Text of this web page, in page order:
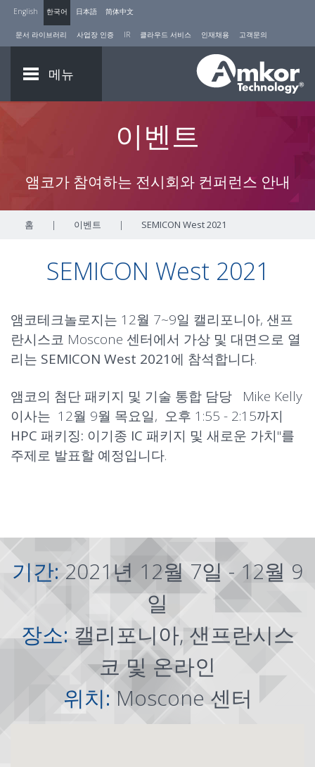
English 한국어 日本語 简体中文
문서 라이브러리 사업장 인증 IR 클라우드 서비스 인재채용 고객문의
메뉴
이벤트
앰코가 참여하는 전시회와 컨퍼런스 안내
홈 | 이벤트 | SEMICON West 2021
SEMICON West 2021
앰코테크놀로지는 12월 7~9일 캘리포니아, 샌프
란시스코 Moscone 센터에서 가상 및 대면으로 열
리는 SEMICON West 2021에 참석합니다.
앰코의 첨단 패키지 및 기술 통합 담당 Mike Kelly
이사는 12월 9월 목요일, 오후 1:55 - 2:15까지
HPC 패키징: 이기종 IC 패키지 및 새로운 가치"를
주제로 발표할 예정입니다.
기간:2021년 12월 7일 - 12월 9
일
장소: 캘리포니아, 샌프란시스
코 및 온라인
위치: Moscone 센터